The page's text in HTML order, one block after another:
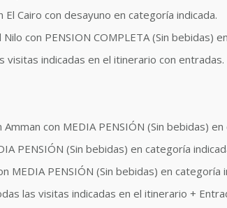
Cairo con desayuno en categoría indicada.
con PENSION COMPLETA (Sin bebidas)
visitas indicadas en el itinerario con entradas.
con MEDIA PENSIÓN (Sin bebidas)
PENSIÓN (Sin bebidas) en categoría
MEDIA PENSIÓN (Sin bebidas) en categoría
las visitas indicadas en el itinerario +